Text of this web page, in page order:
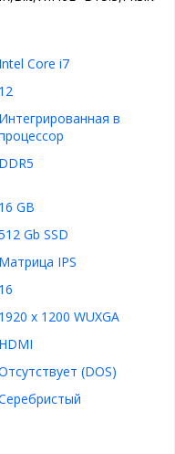
Intel Core i7
12
Интегрированная в
DDR5
16 GB
Gb SSD
Матрица IPS
16
1920 x 1200 WUXGA
HDMI
(DOS)